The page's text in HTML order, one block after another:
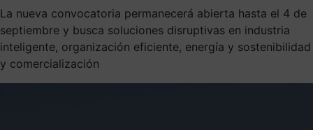
La nueva convocatoria permanecerá abierta hasta el 4 de
septiembre y busca soluciones disruptivas en industria
inteligente, organización eficiente, energía y sostenibilidad
y comercialización